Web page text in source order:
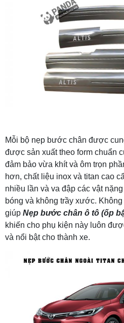
Mỗi bộ nẹp bước chân được
được sản xuất theo form chuẩn
đảm bảo vừa khít và ôm trọn
hơn, chất liệu inox và titan cao
nhiều lần và va đập các vật
bóng và không trầy xước.
giúp Nẹp bước chân ô tô (ốp
khiến cho phụ kiện này luôn
và nổi bật cho thành xe.